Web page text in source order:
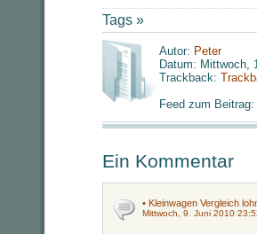
Tags »
Autor: Peter
Datum: Mittwoch,
Trackback:
Feed zum Beitrag:
Ein Kommentar
• Kleinwagen Vergleich
Mittwoch, 9. Juni 2010